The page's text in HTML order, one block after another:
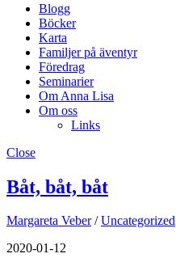
Blogg
Böcker
Karta
Familjer på äventyr
Föredrag
Seminarier
Om Anna Lisa
Om oss
Links
Close
Båt, båt, båt
Margareta Veber / Uncategorized
2020-01-12